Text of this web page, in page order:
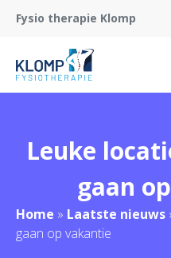
Fysio therapie Klomp
Leuke
gaan
Home » Laatste nieuws
gaan op vakantie